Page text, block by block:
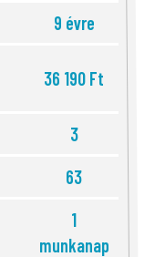
9 évre
36 190 Ft
3
63
1
munkanap